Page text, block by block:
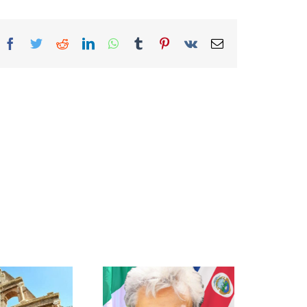
Facebook
TwitterRedditLinkedInWhatsApp
TumblrPinterest
Vk
Correo